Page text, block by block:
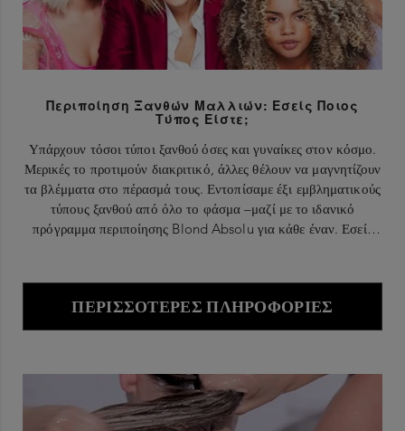
Περιποίηση Ξανθών Μαλλιών: Εσείς Ποιος
Τύπος Είστε;
Υπάρχουν τόσοι τύποι ξανθού όσες και γυναίκες στον κόσμο.
Μερικές το προτιμούν διακριτικό, άλλες θέλουν να μαγνητίζουν
τα βλέμματα στο πέρασμά τους. Εντοπίσαμε έξι εμβληματικούς
τύπους ξανθού από όλο το φάσμα –μαζί με το ιδανικό
πρόγραμμα περιποίησης Blond Absolu για κάθε έναν. Εσείς
ΠΕΡΙΣΣΌΤΕΡΕΣ ΠΛΗΡΟΦΟΡΊΕΣ